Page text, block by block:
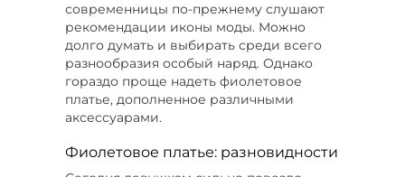
Модель свободная модель, Материал вискоза,
Сезон Демисезон
Модель свободная модель, Сезон Демисезон,
Размер 52
Модель свободная модель, Длина рукава
Цвет Зеленый, Длина миди, Размер 52
современницы по-прежнему слушают
рекомендации иконы моды. Можно
долго думать и выбирать среди всего
разнообразия особый наряд. Однако
гораздо проще надеть фиолетовое
платье, дополненное различными
аксессуарами.
Фиолетовое платье: разновидности